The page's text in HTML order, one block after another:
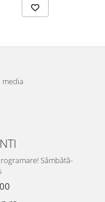
media
Sâmbătă-